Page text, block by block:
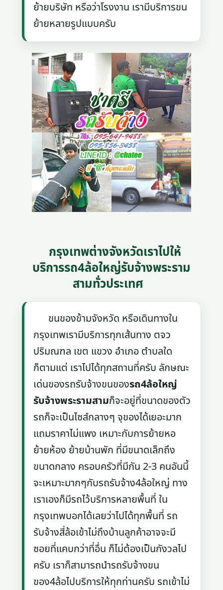
ย้ายบริษัท หรือว่าโรงงาน เรามีบริการขน
ย้ายหลายรูปแบบครับ
กรุงเทพต่างจังหวัดเราไปให้
บริการรถ4ล้อใหญ่รับจ้างพระราม
สามทั่วประเทศ
ขนของข้ามจังหวัด หรือเดินทางใน
กรุงเทพเรามีบริการทุกเส้นทาง ตจว
ปริมณฑล เขต แขวง อำเภอ ตำบลใด
ก็ตามแต่ เราไปได้ทุกสถานที่ครับ ลักษณะ
เด่นของรถรับจ้างขนของรถ4ล้อใหญ่
รับจ้างพระรามสามก็จะอยู่ที่ขนาดของตัว
รถก็จะเป็นไซส์กลางๆ จุของได้เยอะมาก
แถมราคาไม่แพง เหมาะกับการย้ายหอ
ย้ายห้อง ย้ายบ้านพัก ที่มีขนาดเล็กถึง
ขนาดกลาง ครอบครัวที่มีกัน 2-3 คนอันนี้
จะเหมาะมากๆกับรถรับจ้าง4ล้อใหญ่ ทาง
เราเองก็มีรถไว้บริการหลายพื้นที่ ใน
กรุงเทพบอกได้เลยว่าไปได้ทุกพื้นที่ รถ
รับจ้างสี่ล้อเข้าไม่ถึงบ้านลูกค้าอาจจะมี
ซอยที่แคบกว่าที่อื่น ก็ไม่ต้องเป็นกังวลไป
ครับ เราก็สามารถนำรถรับจ้างขน
ของ4ล้อไปบริการให้ทุกท่านครับ รถเข้าไม่